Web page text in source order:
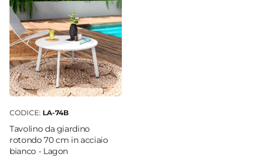
CODICE: LA-74B
Tavolino da giardino
rotondo 70 cm in acciaio
bianco - Lagon